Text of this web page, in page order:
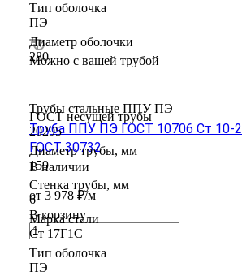
Тип оболочка
ПЭ
Диаметр оболочки
280
ГОСТ несущей трубы
20295
Диаметр трубы, мм
159
Стенка трубы, мм
6
Марка стали
Ст 17Г1С
Тип оболочка
ПЭ
Можно с вашей трубой
Трубы стальные ППУ ПЭ
Труба ППУ ПЭ ГОСТ 10706 Ст 10-
ГОСТ 30732
В наличии
от 3 978 ₽/м
В корзину